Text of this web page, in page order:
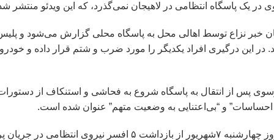
یک پاسگاه انتظامی در لاهیجان نمی‌گذرد، که این ویدئو منتشر
خبر نزاع توسط اهالی محل به پاسگاه محلی گزارش می‌شود و
در این درگیری افراد یکدیگر را مورد ضرب و شتم قرار داده و
پس از انتقال به پاسگاه شروع به فحاشی و استنکاف از
و “بی‌اعتنایی به وضعیت متهم” عنوان شده است.
ابراهیم انصاری، دادستان عمومی و انقلاب لاهیجان روز چهارشنبه ۷شهریور از بازداشت ۵